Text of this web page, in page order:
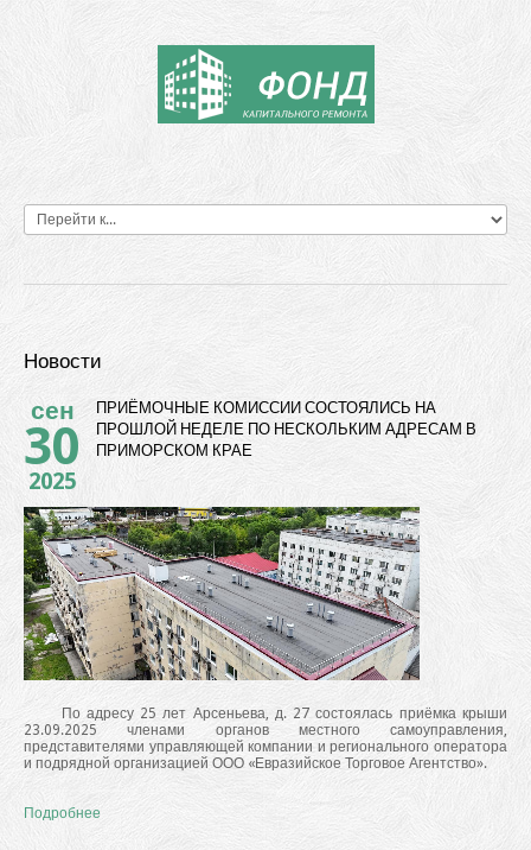
Новости
сен
30
2025
ПРИЁМОЧНЫЕ КОМИССИИ СОСТОЯЛИСЬ НА
ПРОШЛОЙ НЕДЕЛЕ ПО НЕСКОЛЬКИМ АДРЕСАМ В
ПРИМОРСКОМ КРАЕ
По адресу 25 лет Арсеньева, д. 27 состоялась приёмка крыши
23.09.2025 членами органов местного самоуправления,
представителями управляющей компании и регионального оператора
и подрядной организацией ООО «Евразийское Торговое Агентство».
Подробнее